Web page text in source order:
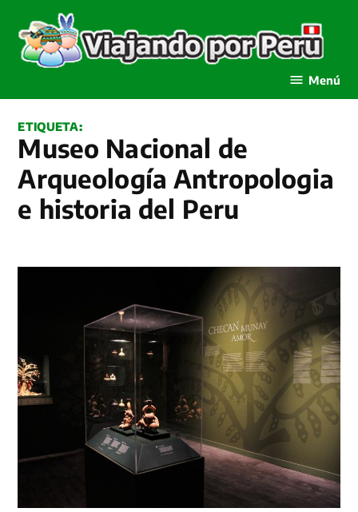
contenido
Menú
ETIQUETA:
Museo Nacional de
Arqueología Antropologia
e historia del Peru